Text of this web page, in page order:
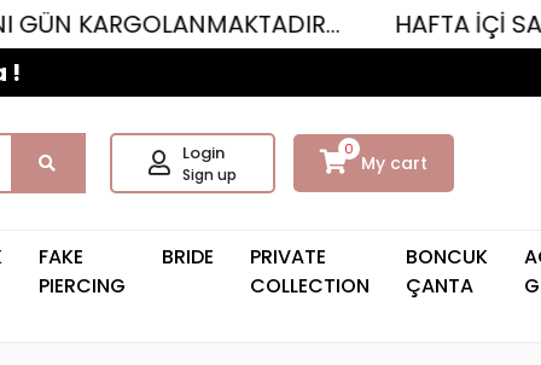
HAFTA İÇİ SAAT
!
Login
Sign up
0
My cart
FAKE
PIERCING
BRIDE
PRIVATE
COLLECTION
BONCUK
ÇANTA